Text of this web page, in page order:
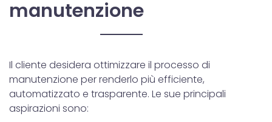
manutenzione
Il cliente desidera ottimizzare il processo di
manutenzione per renderlo più efficiente,
automatizzato e trasparente. Le sue principali
aspirazioni sono: